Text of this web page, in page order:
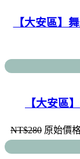
【大安區】
【大安區
NT$280 原始價